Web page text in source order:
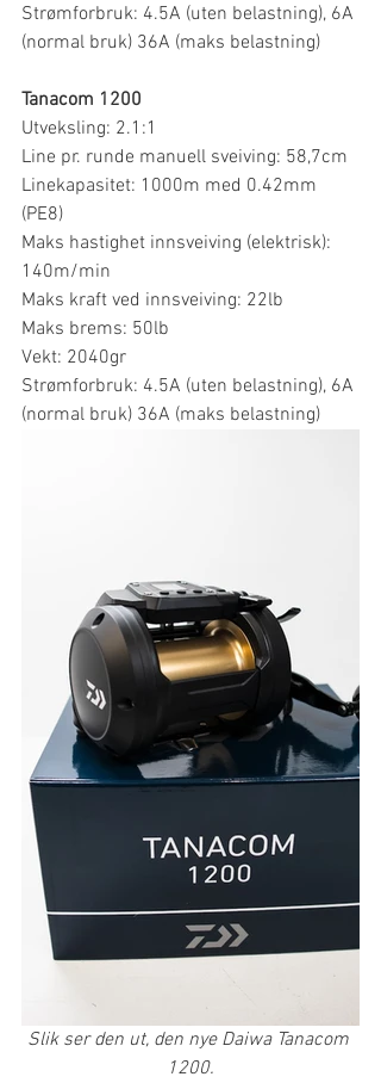
Strømforbruk: 4.5A (uten belastning), 6A
(normal bruk) 36A (maks belastning)
Tanacom 1200
Utveksling: 2.1:1
Line pr. runde manuell sveiving: 58,7cm
Linekapasitet: 1000m med 0.42mm
(PE8)
Maks hastighet innsveiving (elektrisk):
140m/min
Maks kraft ved innsveiving: 22lb
Maks brems: 50lb
Vekt: 2040gr
Strømforbruk: 4.5A (uten belastning), 6A
(normal bruk) 36A (maks belastning)
Slik ser den ut, den nye Daiwa Tanacom
1200.